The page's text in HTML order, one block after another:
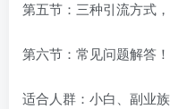
第五节：三种引流方式，
第六节：常见问题解答！
适合人群：小白、副业